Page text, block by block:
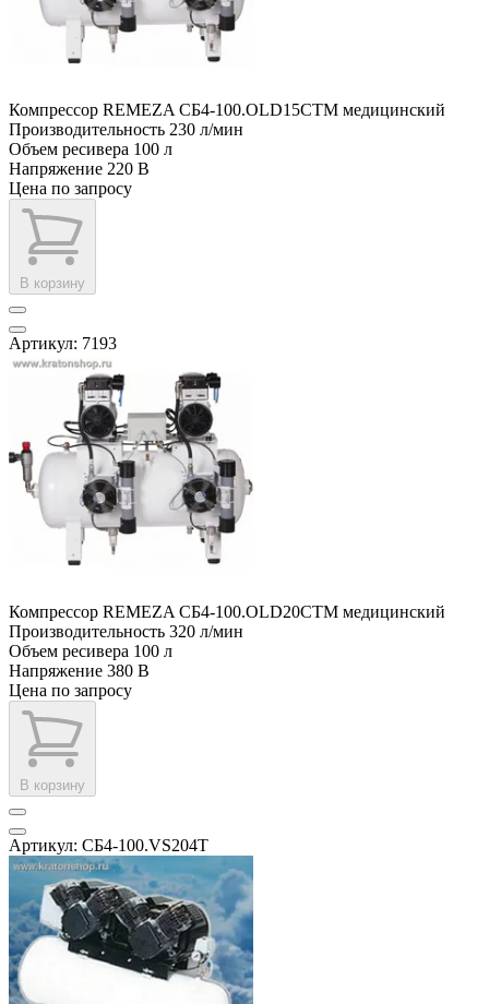
Компрессор REMEZA СБ4-100.OLD15СТМ медицинский
Производительность 230 л/мин
Объем ресивера 100 л
Напряжение 220 В
Цена по запросу
В корзину
Артикул: 7193
Компрессор REMEZA СБ4-100.OLD20СТМ медицинский
Производительность 320 л/мин
Объем ресивера 100 л
Напряжение 380 В
Цена по запросу
В корзину
Артикул: СБ4-100.VS204Т